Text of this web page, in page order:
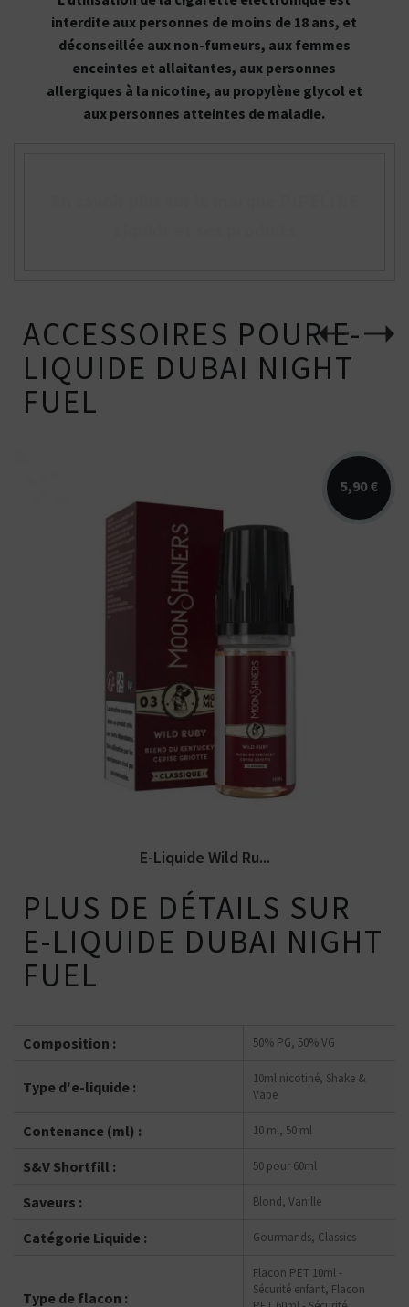
interdite aux personnes de moins de 18 ans, et
déconseillée aux non-fumeurs, aux femmes
enceintes et allaitantes, aux personnes
allergiques à la nicotine, au propylène glycol et
aux personnes atteintes de maladie.
ACCESSOIRES POUR E-
LIQUIDE DUBAI NIGHT
FUEL
5,90 €
Arômes : blend du Kentucky, cerise
griotte. E-liquide Bootleg Series...
E-Liquide Wild Ru...
PLUS DE DÉTAILS SUR
E-LIQUIDE DUBAI NIGHT
FUEL
Composition : 50% PG, 50% VG
Type d'e-liquide :
10ml nicotiné, Shake &
Vape
Contenance (ml) : 10 ml, 50 ml
S&V Shortfill : 50 pour 60ml
Saveurs : Blond, Vanille
Catégorie Liquide : Gourmands, Classics
Type de flacon :
Flacon PET 10ml -
Sécurité enfant, Flacon